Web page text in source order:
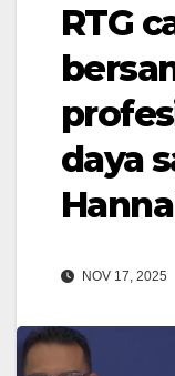
RTG
daya
NOV 17, 2025